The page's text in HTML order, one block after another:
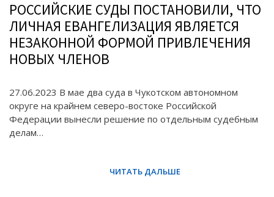
РОССИЙСКИЕ СУДЫ ПОСТАНОВИЛИ, ЧТО
ЛИЧНАЯ ЕВАНГЕЛИЗАЦИЯ ЯВЛЯЕТСЯ
НЕЗАКОННОЙ ФОРМОЙ ПРИВЛЕЧЕНИЯ
НОВЫХ ЧЛЕНОВ
27.06.2023 В мае два суда в Чукотском автономном
округе на крайнем северо-востоке Российской
Федерации вынесли решение по отдельным судебным
делам…